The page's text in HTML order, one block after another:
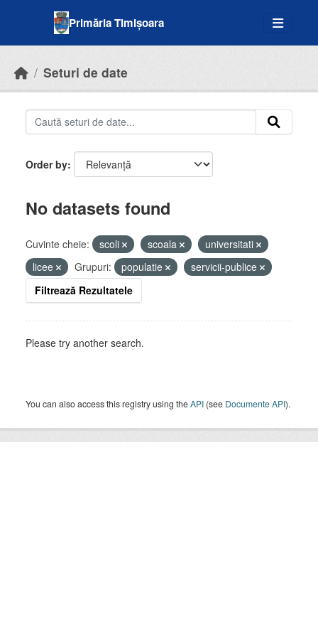
Primăria Timișoara
Seturi de date
Order by
No datasets found
Cuvinte cheie: scoli scoala
universitati
licee
Grupuri: populatie
servicii-publice
Filtrează Rezultatele
Please try another search.
You can also access this registry using theAPI (see Documente API).